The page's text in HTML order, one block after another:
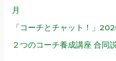
月
「コーチとチャット！」
２つのコーチ養成講座 合同